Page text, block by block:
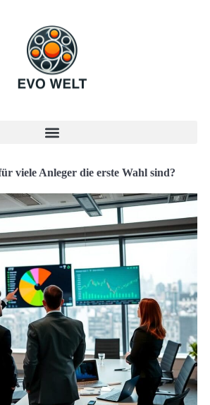
viele Anleger die erste Wahl sind?